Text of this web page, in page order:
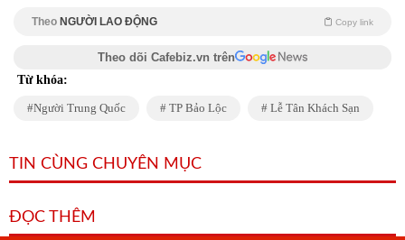
Theo NGƯỜI LAO ĐỘNG Copy link
Theo dõi Cafebiz.vn trên
Từ khóa:
Người Trung Quốc TP Bảo Lộc Lễ Tân Khách Sạn
TIN CÙNG CHUYÊN MỤC
ĐỌC THÊM